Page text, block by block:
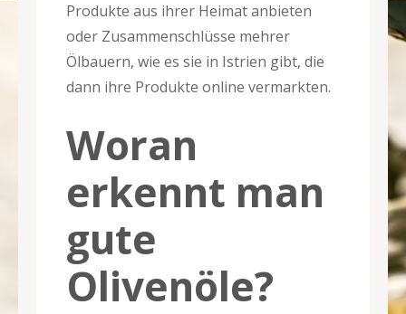
Produkte aus ihrer Heimat anbieten
oder Zusammenschlüsse mehrer
Ölbauern, wie es sie in Istrien gibt, die
dann ihre Produkte online vermarkten.
Woran
erkennt man
gute
Olivenöle?